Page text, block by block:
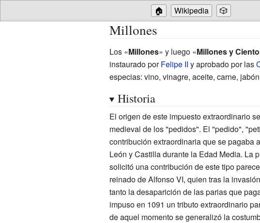
🏠 Wikipedia 🎲
Millones
Los «Millones» y luego «Millones y
instaurado porFelipe II y aprobado por las
especias: vino, vinagre, aceite, carne,
Historia
El origen de este impuesto extraordinario
medieval de los "pedidos". El "pedido",
contribución extraordinaria que se pagaba
León y Castilla durante la Edad Media. La
solicitó una contribución de este tipo
reinado de Alfonso VI, quien tras la
tanto la desaparición de las parias que
impuso en 1091 un tributo extraordinario
de aquel momento se generalizó la